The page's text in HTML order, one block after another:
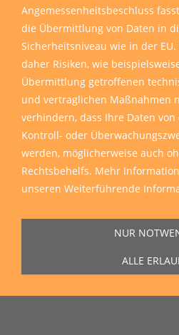
Straße 129, 57072 Siegen.
Angemessenheitsbeschluss
die Übermittlung von Daten in
Sicherheitsniveau wie in der
daher Risiken, wie
Übermittlung getroffenen
und vertraglichen Maßnahmen
verhindern, dass Ihre Daten
Kontroll- oder
werden, möglicherweise auch
Rechtsbehelfs. Mehr
unseren Weiterführende
NUR
ALLE